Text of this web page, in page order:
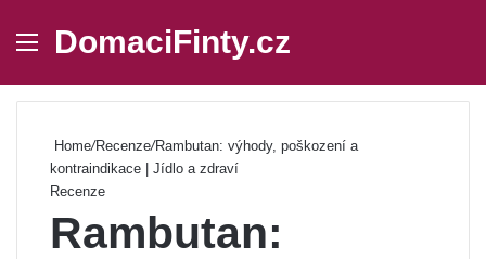
Menu
DomaciFinty.cz
Home/Recenze/Rambutan: výhody, poškození a
kontraindikace | Jídlo a zdraví
Recenze
Rambutan: